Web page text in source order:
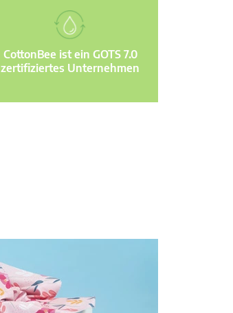
CottonBee ist ein GOTS 7.0
zertifiziertes Unternehmen